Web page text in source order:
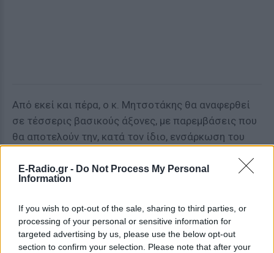
E-Radio.gr - Do Not Process My Personal
Information
If you wish to opt-out of the sale, sharing to third parties, or
processing of your personal or sensitive information for
targeted advertising by us, please use the below opt-out
section to confirm your selection. Please note that after your
Από εκεί και πέρα, ο κ. Μητσοτάκης θα αναφερθεί
σε τέσσερις βασικούς άξονες, με παρεμβάσεις που
θα αποτελούν την, κατά τον ίδιο, ενσάρκωση του
αναφερθεί.
αναμένεται να αναφερθεί σε πιο δεσμευτικά
χρονοδιαγράμματα για τις προτεραιότητες που έχει
περιγράψει για την αναβάθμιση του ΕΣΥ (ανακαίνιση